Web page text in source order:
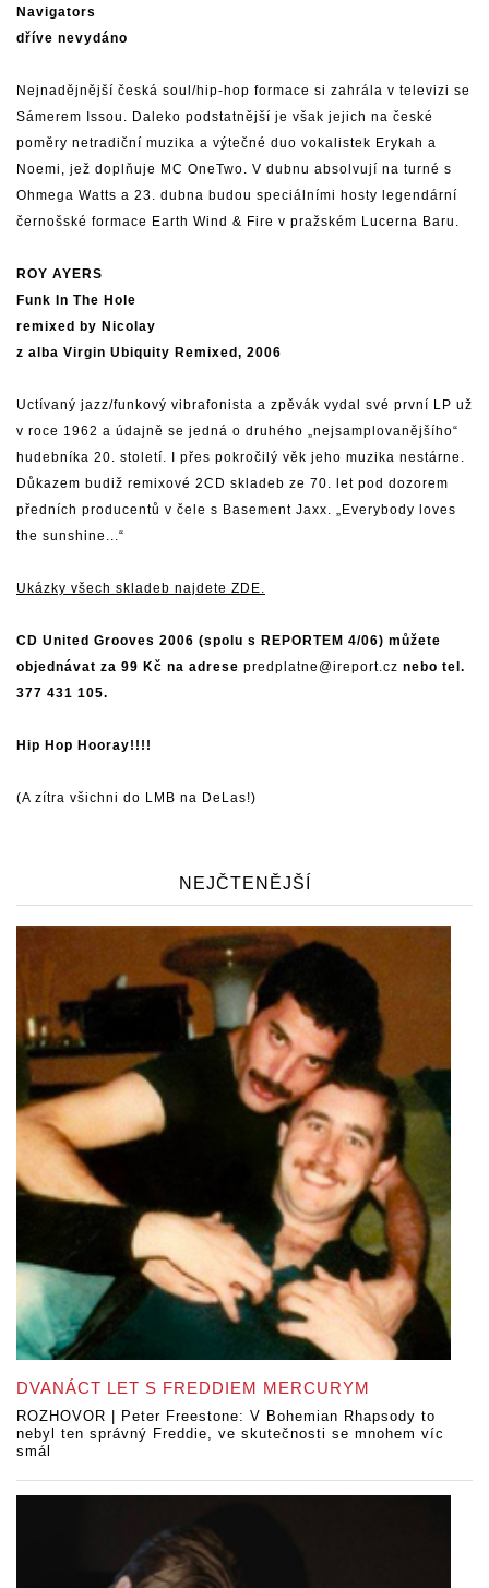
Navigators
dříve nevydáno
Nejnadějnější česká soul/hip-hop formace si zahrála v televizi se
Sámerem Issou. Daleko podstatnější je však jejich na české
poměry netradiční muzika a výtečné duo vokalistek Erykah a
Noemi, jež doplňuje MC OneTwo. V dubnu absolvují na turné s
Ohmega Watts a 23. dubna budou speciálními hosty legendární
černošské formace Earth Wind & Fire v pražském Lucerna Baru.
ROY AYERS
Funk In The Hole
remixed by Nicolay
z alba Virgin Ubiquity Remixed, 2006
Uctívaný jazz/funkový vibrafonista a zpěvák vydal své první LP už
v roce 1962 a údajně se jedná o druhého „nejsamplovanějšího“
hudebníka 20. století. I přes pokročilý věk jeho muzika nestárne.
Důkazem budiž remixové 2CD skladeb ze 70. let pod dozorem
předních producentů v čele s Basement Jaxx. „Everybody loves
the sunshine...“
Ukázky všech skladeb najdete ZDE.
CD United Grooves 2006 (spolu s REPORTEM 4/06) můžete
objednávat za 99 Kč na adrese predplatne@ireport.cz nebo tel.
377 431 105.
Hip Hop Hooray!!!!
(A zítra všichni do LMB na DeLas!)
NEJČTENĚJŠÍ
DVANÁCT LET S FREDDIEM MERCURYM
ROZHOVOR | Peter Freestone: V Bohemian Rhapsody to
nebyl ten správný Freddie, ve skutečnosti se mnohem víc
smál